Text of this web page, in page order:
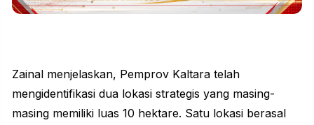
Zainal menjelaskan, Pemprov Kaltara telah
mengidentifikasi dua lokasi strategis yang masing-
masing memiliki luas 10 hektare. Satu lokasi berasal